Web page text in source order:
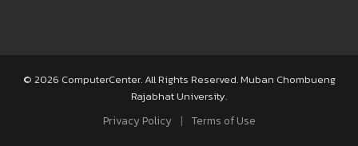
© 2026 ComputerCenter. All Rights Reserved. Muban Chombueng
Rajabhat University.
Privacy Policy | Terms of Use